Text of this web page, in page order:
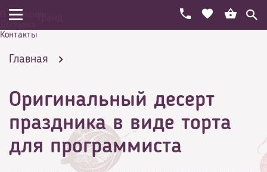
О компании
Контакты
Главная
Праздничный торт на день рождения
Оригинальный десерт
праздника в виде торта
для программиста